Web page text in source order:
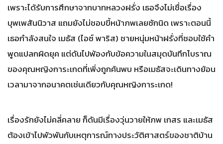
เพราะได้รับการศึกษาจากบาทหลวงฝรั่ง เธอจึงไม่เชื่อเรื่อง
บุพเพสันนิวาส แถมยังไม่ชอบขี้หน้าภพเลยซักนิด เพราะตอนนี้
เธอกำลังสนใจ เมธัส (ไอซ์ พาริส) ชายหนุ่มหน้าฝรั่งที่ชอบใช้คำ
พูดแปลกผิดยุค แต่ดันไปพ้องกับข้อความในสมุดบันทึกโบราณ
ของคุณหญิงการะเกดที่เพิ่งถูกค้นพบ หรือเมธัสจะเดินทางย้อน
เวลามาจากอนาคตเช่นเดียวกับคุณหญิงการะเกด!
เรื่องรักยังไม่คลี่คลาย ก็ดันมีเรื่องวุ่นวายให้ภพ เกสร และเมธัส
ต้องเข้าไปพัวพันกับเหตุการณ์ทางประวัติศาสตร์ของชาติบ้าน